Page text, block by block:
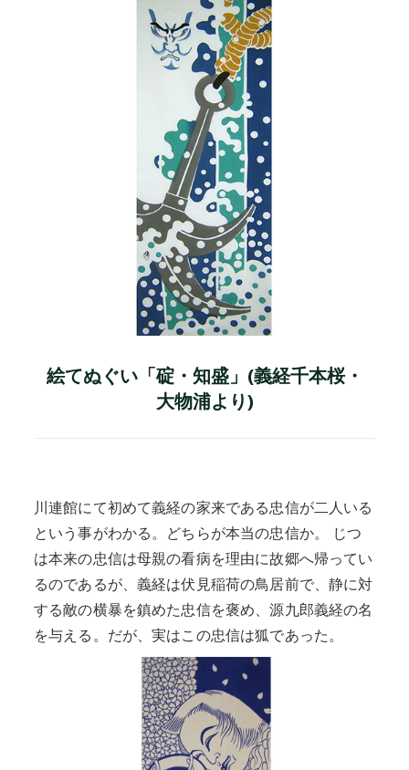
絵てぬぐい「碇・知盛」(義経千本桜・
大物浦より)
川連館にて初めて義経の家来である忠信が二人いる
という事がわかる。どちらが本当の忠信か。 じつ
は本来の忠信は母親の看病を理由に故郷へ帰ってい
るのであるが、義経は伏見稲荷の鳥居前で、静に対
する敵の横暴を鎮めた忠信を褒め、源九郎義経の名
を与える。だが、実はこの忠信は狐であった。